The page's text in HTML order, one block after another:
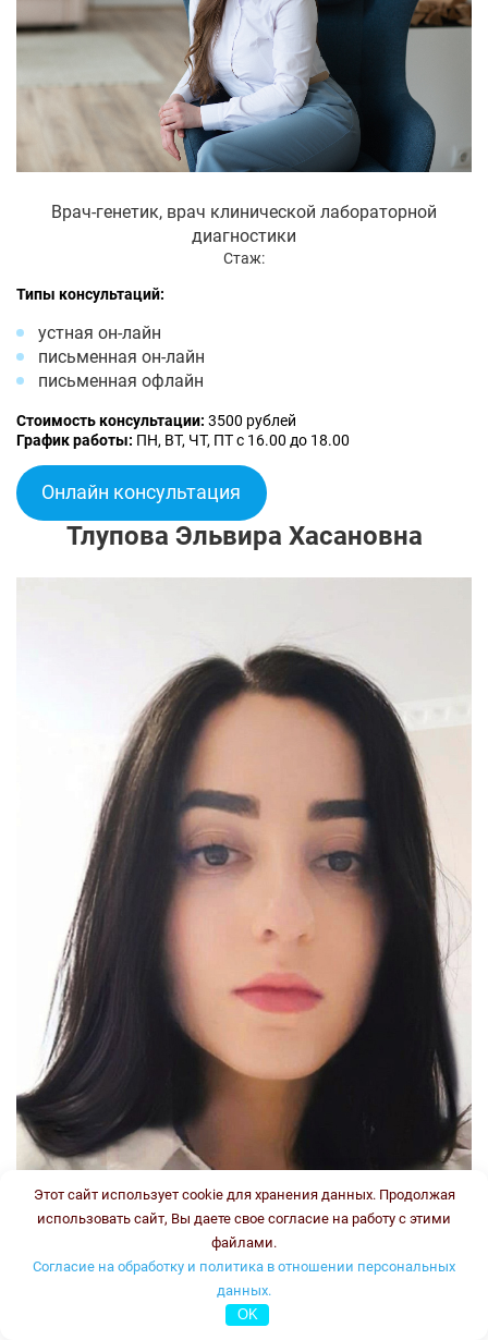
Врач-генетик, врач клинической лабораторной
диагностики
Стаж:
Типы консультаций:
устная он-лайн
письменная он-лайн
письменная офлайн
Стоимость консультации: 3500 рублей
График работы: ПН, ВТ, ЧТ, ПТ с 16.00 до 18.00
Онлайн консультация
Тлупова Эльвира Хасановна
Стаж:
Этот сайт использует cookie для хранения данных. Продолжая
использовать сайт, Вы даете свое согласие на работу с этими
файлами.
Согласие на обработку и политика в отношении персональных
данных.
OK